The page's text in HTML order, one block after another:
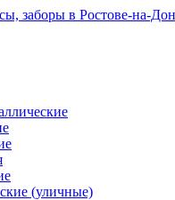
(уличные)